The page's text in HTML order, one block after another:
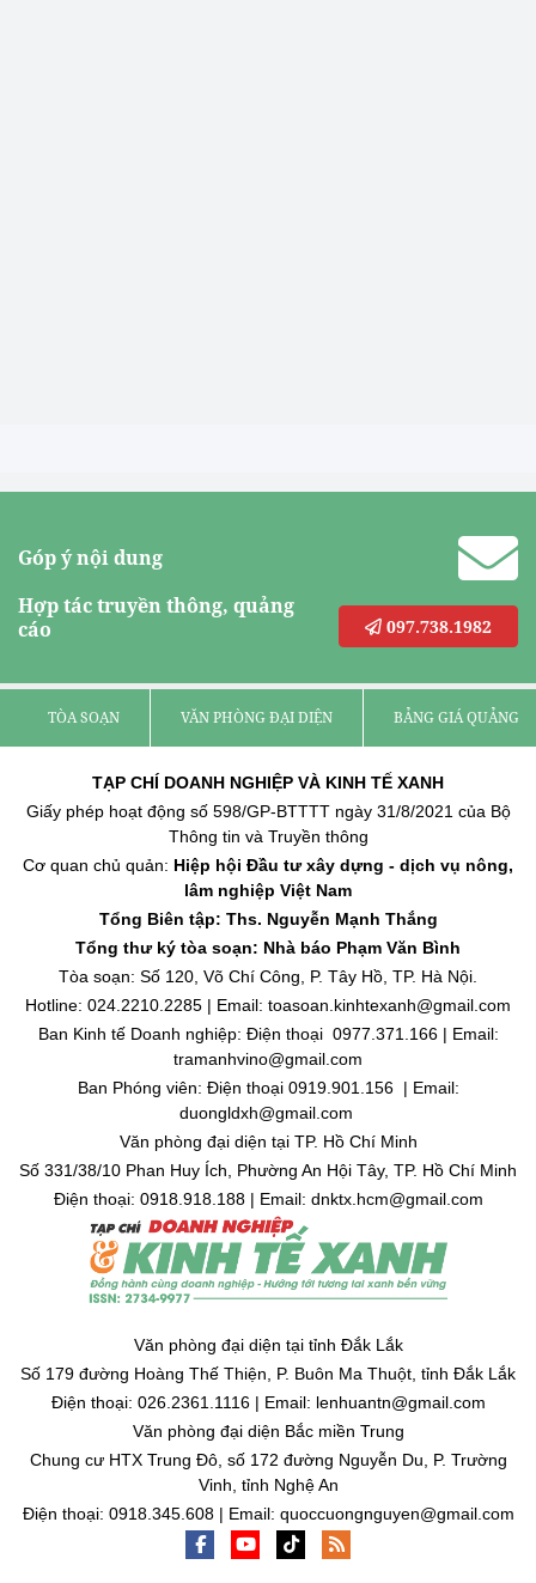
Góp ý nội dung
Hợp tác truyền thông, quảng
cáo
097.738.1982
TÒA SOẠN VĂN PHÒNG ĐẠI DIỆN BẢNG GIÁ QUẢNG
TẠP CHÍ DOANH NGHIỆP VÀ KINH TẾ XANH
Giấy phép hoạt động số 598/GP-BTTTT ngày 31/8/2021 của Bộ
Thông tin và Truyền thông
Cơ quan chủ quản: Hiệp hội Đầu tư xây dựng - dịch vụ nông,
lâm nghiệp Việt Nam
Tổng Biên tập: Ths. Nguyễn Mạnh Thắng
Tổng thư ký tòa soạn: Nhà báo Phạm Văn Bình
Tòa soạn: Số 120, Võ Chí Công, P. Tây Hồ, TP. Hà Nội.
Hotline: 024.2210.2285 | Email: toasoan.kinhtexanh@gmail.com
Ban Kinh tế Doanh nghiệp: Điện thoại 0977.371.166 | Email:
tramanhvino@gmail.com
Ban Phóng viên: Điện thoại 0919.901.156 | Email:
duongldxh@gmail.com
Văn phòng đại diện tại TP. Hồ Chí Minh
Số 331/38/10 Phan Huy Ích, Phường An Hội Tây, TP. Hồ Chí Minh
Điện thoại: 0918.918.188 | Email: dnktx.hcm@gmail.com
Văn phòng đại diện tại tỉnh Đắk Lắk
Số 179 đường Hoàng Thế Thiện, P. Buôn Ma Thuột, tỉnh Đắk Lắk
Điện thoại: 026.2361.1116 | Email: lenhuantn@gmail.com
Văn phòng đại diện Bắc miền Trung
Chung cư HTX Trung Đô, số 172 đường Nguyễn Du, P. Trường
Vinh, tỉnh Nghệ An
Điện thoại: 0918.345.608 | Email: quoccuongnguyen@gmail.com